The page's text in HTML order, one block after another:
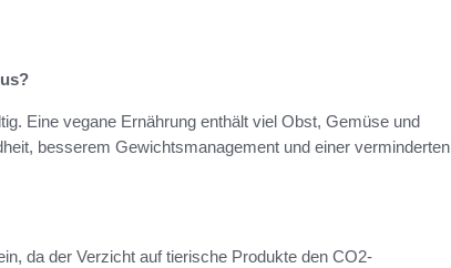
Eine vegane Ernährung enthält viel Obst, Gemüse und
besserem Gewichtsmanagement und einer verminderten
da der Verzicht auf tierische Produkte den CO2-